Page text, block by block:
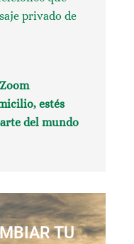
privado de
Zoom
estés
del mundo
TU